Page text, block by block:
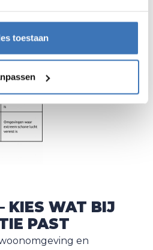
toestaan
KIES WAT BIJ
PAST
en